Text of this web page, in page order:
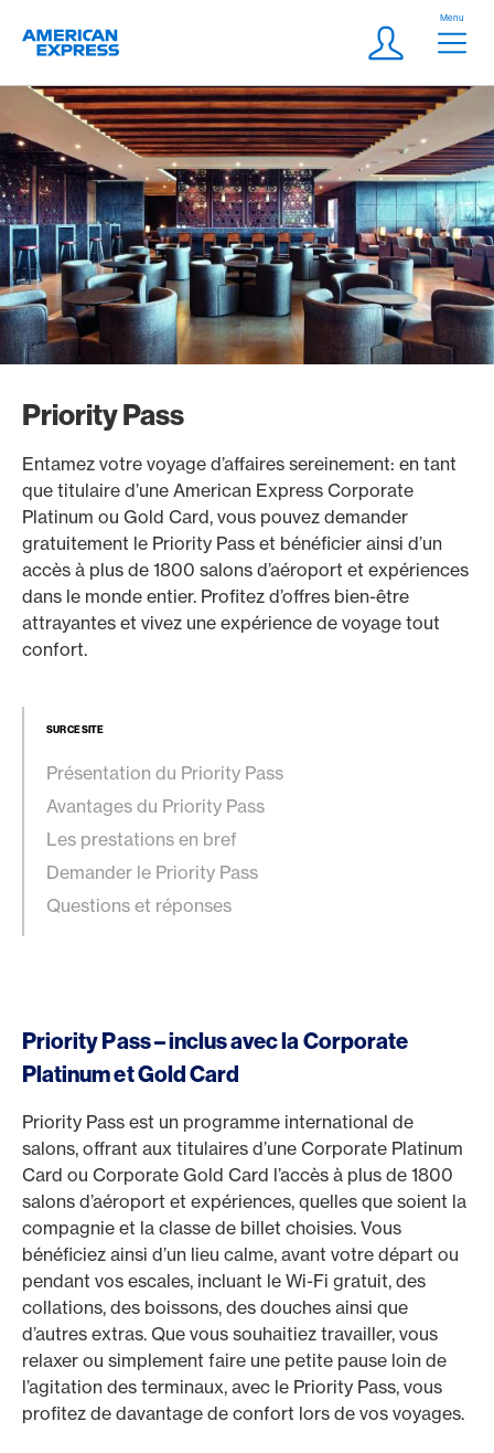
Logo
Meta
Login
Menu
Priority Pass
Entamez votre voyage d’affaires sereinement: en tant
que titulaire d’une American Express Corporate
Platinum ou Gold Card, vous pouvez demander
gratuitement le Priority Pass et bénéficier ainsi d’un
accès à plus de 1800 salons d’aéroport et expériences
dans le monde entier. Profitez d’offres bien-être
attrayantes et vivez une expérience de voyage tout
confort.
SUR CE SITE
Présentation du Priority Pass
Avantages du Priority Pass
Les prestations en bref
Demander le Priority Pass
Questions et réponses
Priority Pass – inclus avec la Corporate
Platinum et Gold Card
Priority Pass est un programme international de
salons, offrant aux titulaires d’une Corporate Platinum
Card ou Corporate Gold Card l’accès à plus de 1800
salons d’aéroport et expériences, quelles que soient la
compagnie et la classe de billet choisies. Vous
bénéficiez ainsi d’un lieu calme, avant votre départ ou
pendant vos escales, incluant le Wi-Fi gratuit, des
collations, des boissons, des douches ainsi que
d’autres extras. Que vous souhaitiez travailler, vous
relaxer ou simplement faire une petite pause loin de
l’agitation des terminaux, avec le Priority Pass, vous
profitez de davantage de confort lors de vos voyages.